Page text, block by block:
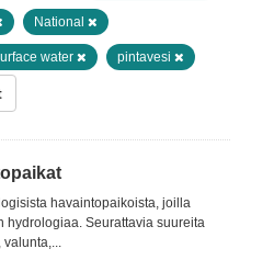
National
water pintavesi
havaintopaikoista, joilla
hydrologiaa. Seurattavia suureita
valunta,...